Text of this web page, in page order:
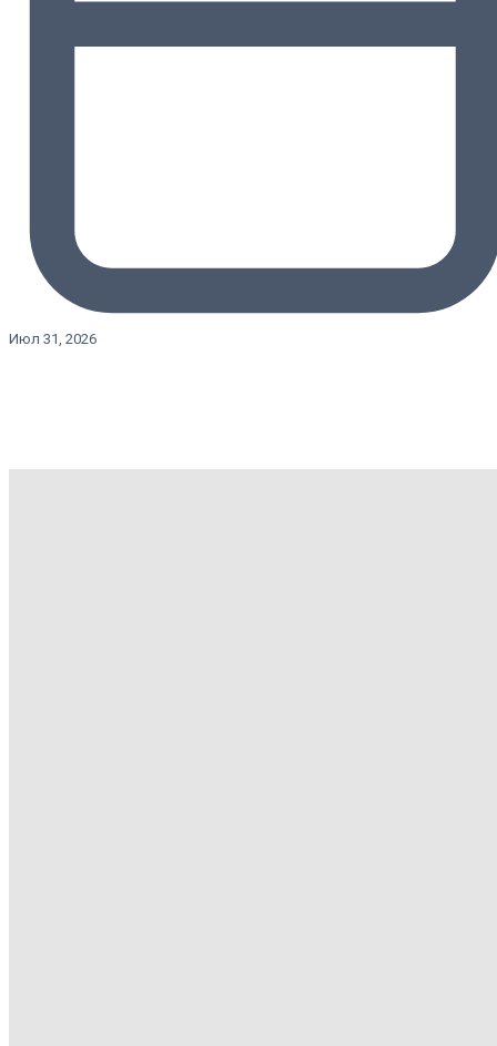
Июл 31, 2026